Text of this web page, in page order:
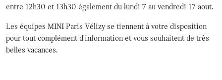
entre 12h30 et 13h30 également du lundi 7 au vendredi 17 aout.
Les équipes MINI Paris Vélizy se tiennent à votre disposition
pour tout complément d'information et vous souhaitent de très
belles vacances.